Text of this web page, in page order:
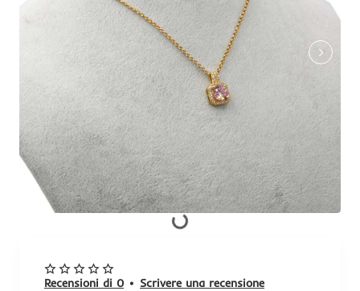
Recensioni di 0 • Scrivere una recensione